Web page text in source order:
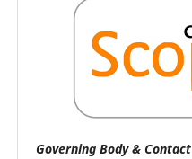
Governing Body & Contact